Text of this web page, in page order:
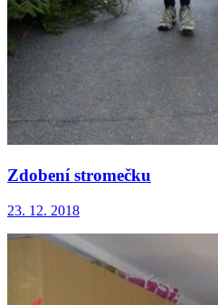
Zdobení stromečku
23. 12. 2018